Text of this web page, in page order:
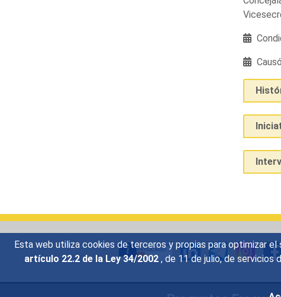
Esta web utiliza cookies de terceros y propias para optimizar
artículo 22.2 de la Ley 34/2002 , de 11 de julio, de